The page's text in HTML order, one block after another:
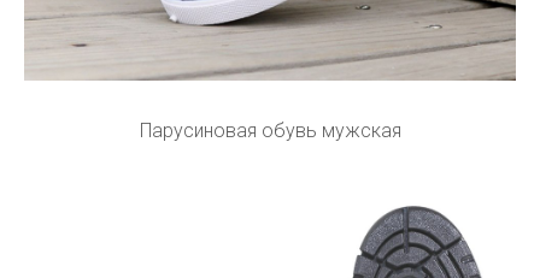
Парусиновая обувь мужская